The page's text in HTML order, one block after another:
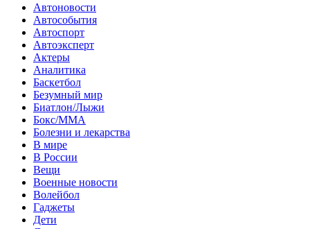
Автоновости
Автособытия
Автоспорт
Автоэксперт
Актеры
Аналитика
Баскетбол
Безумный мир
Биатлон/Лыжи
Бокс/MMA
Болезни и лекарства
В мире
В России
Вещи
Военные новости
Волейбол
Гаджеты
Дети